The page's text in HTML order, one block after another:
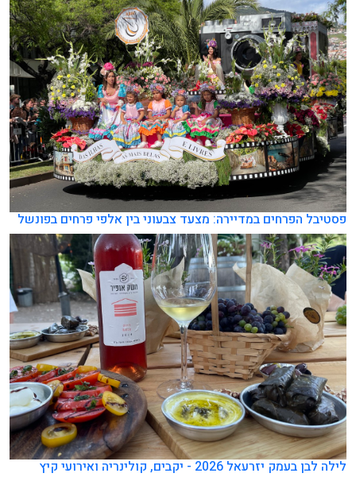
פסטיבל הפרחים במדיירה: מצעד צבעוני בין אלפי פרחים בפונשל
לילה לבן בעמק יזרעאל 2026 - יקבים, קולינריה ואירועי קיץ